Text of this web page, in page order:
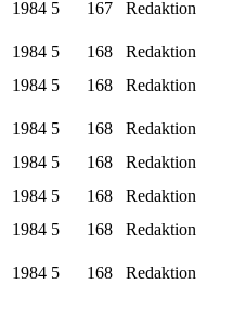
1984 5 167 Redaktion
1984 5 168 Redaktion
1984 5 168 Redaktion
1984 5 168 Redaktion
1984 5 168 Redaktion
1984 5 168 Redaktion
1984 5 168 Redaktion
1984 5 168 Redaktion